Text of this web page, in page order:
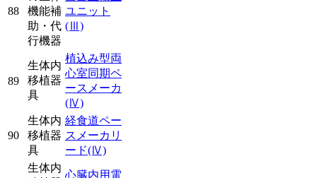
88
機能補
助・代
行機器
ユニット
(Ⅲ)
89
生体内
移植器
具
植込み型両
心室同期ペ
ースメーカ
(Ⅳ)
90
生体内
移植器
具
経食道ペー
スメーカリ
ード(Ⅳ)
生体内
心臓内用電